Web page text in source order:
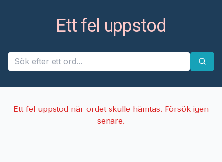
Ett fel uppstod
Ett fel uppstod när ordet skulle hämtas. Försök igen
senare.